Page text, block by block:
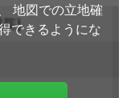
地図での立地確
できるようにな